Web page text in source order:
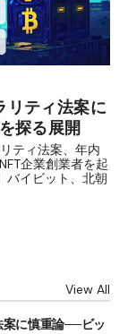
リティ法案に
探る展開
ティ法案、年内
企業創業者を起
イビット、北朝
View All
案に慎重論──ビッ